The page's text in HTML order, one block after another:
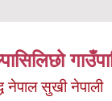
नेपाल सुखी नेपाली